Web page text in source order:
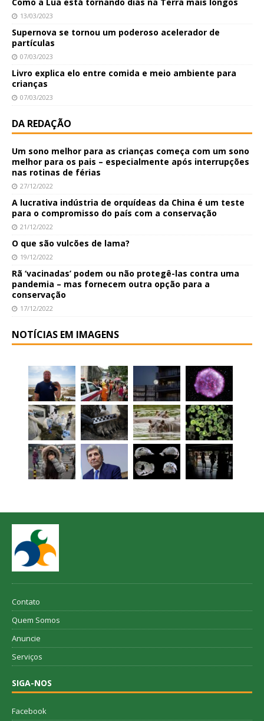
13/03/2023
Supernova se tornou um poderoso acelerador de
partículas
07/03/2023
Livro explica elo entre comida e meio ambiente para
crianças
07/03/2023
DA REDAÇÃO
Um sono melhor para as crianças começa com um sono
melhor para os pais – especialmente após interrupções
nas rotinas de férias
27/12/2022
A lucrativa indústria de orquídeas da China é um teste
para o compromisso do país com a conservação
21/12/2022
O que são vulcões de lama?
19/12/2022
Rã ‘vacinadas’ podem ou não protegê-las contra uma
pandemia – mas fornecem outra opção para a
conservação
17/12/2022
NOTÍCIAS EM IMAGENS
Contato
Quem Somos
Anuncie
Serviços
SIGA-NOS
Facebook